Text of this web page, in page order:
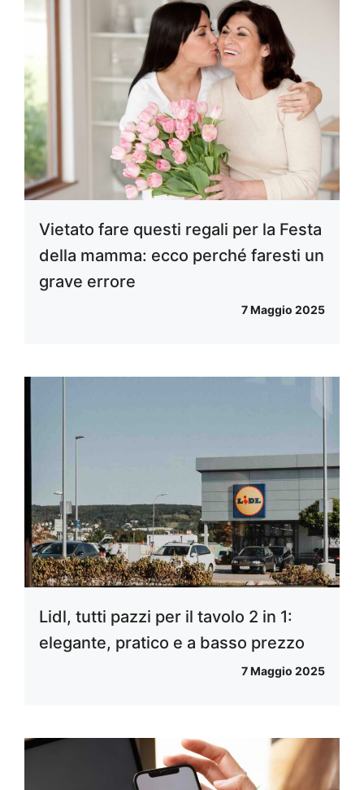
Vietato fare questi regali per la Festa
della mamma: ecco perché faresti un
grave errore
7 Maggio 2025
Lidl, tutti pazzi per il tavolo 2 in 1:
elegante, pratico e a basso prezzo
7 Maggio 2025